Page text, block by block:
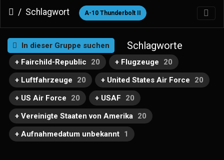
Schlagwort A-10 Thunderbolt II
In dieser Gruppe suchen Schlagworte
+ Fairchild-Republic 20 + Flugzeuge
20
+ Luftfahrzeuge
20 + United States Air Force
20
+ US Air Force
20 + USAF
20
+ Vereinigte Staaten von Amerika 20
+ Aufnahmedatum unbekannt 1